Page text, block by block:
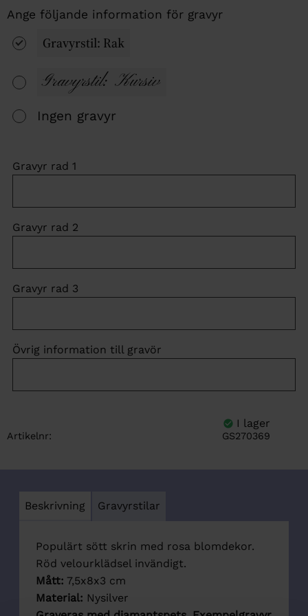
Gravyr rad 1
Gravyr rad 2
Gravyr rad 3
Övrig information till gravör
Gravyrstil: Rak
Gravyrstil: Kursiv
Ingen gravyr
Artikelnr GS270369
Beskrivning Gravyrstilar
Populärt sött skrin med rosa blomdekor.
Röd velourklädsel invändigt.
Mått: 7,5x8x3 cm
Material: Nysilver